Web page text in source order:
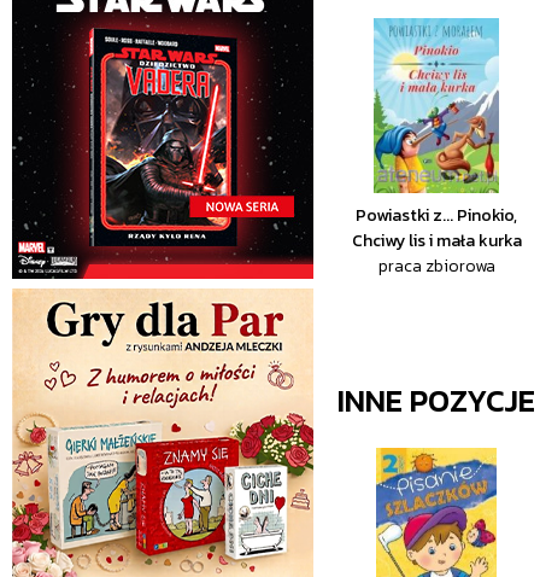
Powiastki z... Pinokio,
Chciwy lis i mała kurka
praca zbiorowa
INNE